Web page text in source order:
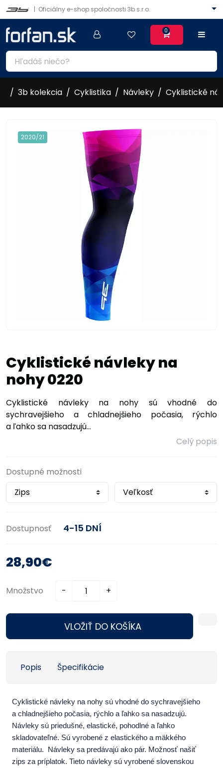
| Oficiálny e-shop spoločnosti 3b s.r.o.
0
3b kolekcia Cyklistika Návleky Cyklistické
2020/21
Cyklistické návleky na
nohy 0220
Cyklistické návleky na nohy sú vhodné do
sychravejšieho a chladnejšieho počasia, rýchlo
a ľahko sa nasadzujú...
Celý popis
Dostupné možnosti
Dostupnosť 4-15 DNÍ
28,90€
Množstvo - +
VLOŽIŤ DO KOŠÍKA
Popis Špecifikácie
Cyklistické návleky na nohy sú vhodné do sychravejšieho
a chladnejšieho počasia, rýchlo a ľahko sa nasadzujú.
Návleky sú priedušné, elastické, pohodlné a ľahko
skladovateľné. Sú vyrobené z elastického a mäkkého
materiálu. Návleky sa predávajú ako pár. Možnosť našiť
zips za príplatok. Tieto návleky sú vyrobené slovenskou